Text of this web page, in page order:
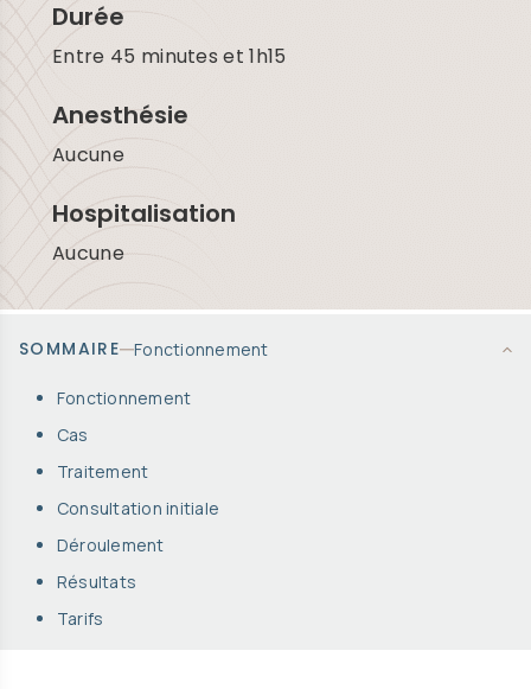
Durée
Entre 45 minutes et 1h15
Anesthésie
Aucune
Hospitalisation
Aucune
SOMMAIRE Fonctionnement
Fonctionnement
Cas
Traitement
Consultation initiale
Déroulement
Résultats
Tarifs